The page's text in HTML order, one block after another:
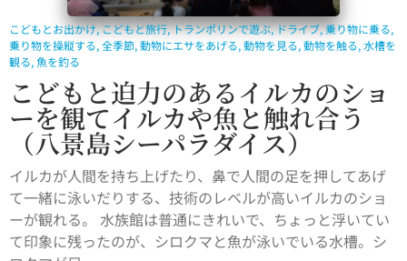
こどもとお出かけ,こどもと旅行,トランポリンで遊ぶ,ドライブ,乗り物に乗る,
乗り物を操縦する,全季節,動物にエサをあげる,動物を見る,動物を触る,水槽を
観る,魚を釣る
こどもと迫力のあるイルカのショ
ーを観てイルカや魚と触れ合う
（八景島シーパラダイス）
イルカが人間を持ち上げたり、鼻で人間の足を押してあげ
て一緒に泳いだりする、技術のレベルが高いイルカのショ
ーが観れる。 水族館は普通にきれいで、ちょっと浮いてい
て印象に残ったのが、シロクマと魚が泳いでいる水槽。シ